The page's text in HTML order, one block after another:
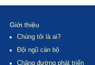
Giới thiệu
Chúng tôi là ai?
Đội ngũ cán bộ
Chặng đường phát triển